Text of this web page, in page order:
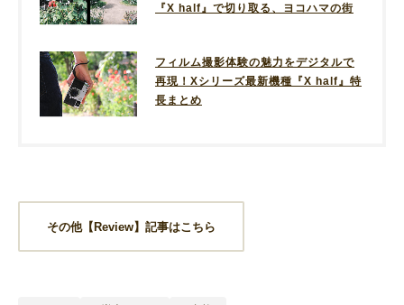
『X half』で切り取る、ヨコハマの街
フィルム撮影体験の魅力をデジタルで
再現！Xシリーズ最新機種『X half』特
長まとめ
その他【Review】記事はこちら